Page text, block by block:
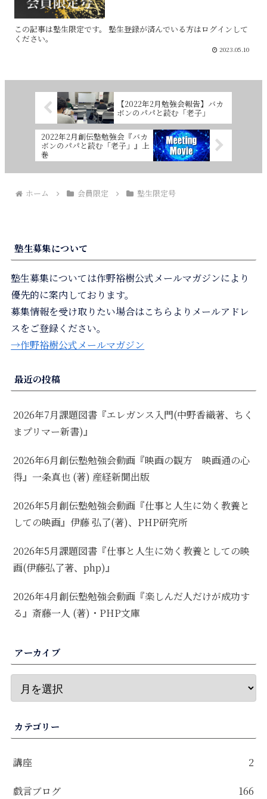
この記事は塾生限定です。 塾生登録が済んでいる方はログインして
ください。
2023.05.10
【2022年2月勉強会報告】バカ
ボンのパパと読む「老子」
2022年2月創伝塾勉強会『バカ
ボンのパパと読む「老子」』上
巻
ホーム 会員限定 塾生限定号
塾生募集について
塾生募集については作野裕樹公式メールマガジンにより
優先的に案内しております。
募集情報を受け取りたい場合はこちらよりメールアドレ
スをご登録ください。
→作野裕樹公式メールマガジン
最近の投稿
2026年7月課題図書『エレガンス入門(中野香織著、ちく
まプリマー新書)』
2026年6月創伝塾勉強会動画『映画の観方 映画通の心
得』一条真也 (著) 産経新聞出版
2026年5月創伝塾勉強会動画『仕事と人生に効く教養と
しての映画』伊藤 弘了(著)、PHP研究所
2026年5月課題図書『仕事と人生に効く教養としての映
画(伊藤弘了著、php)』
2026年4月創伝塾勉強会動画『楽しんだ人だけが成功す
る』斎藤一人 (著)・PHP文庫
アーカイブ
カテゴリー
講座 2
戯言ブログ 166